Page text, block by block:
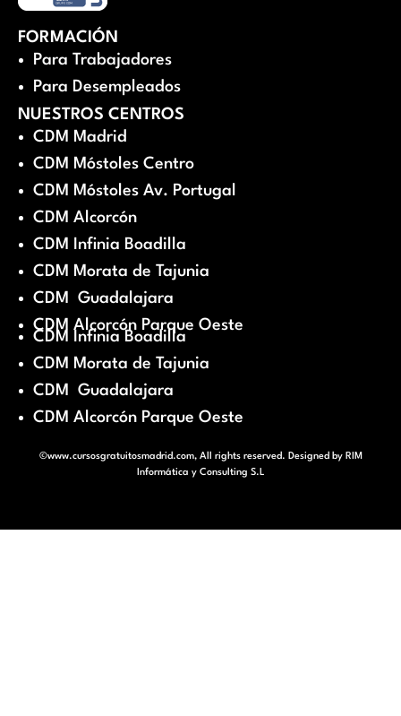
FORMACIÓN
Para Trabajadores
Para Desempleados
NUESTROS CENTROS
CDM Madrid
CDM Móstoles Centro
CDM Móstoles Av. Portugal
CDM Alcorcón
CDM Infinia Boadilla
CDM Morata de Tajunia
CDM Guadalajara
CDM Alcorcón Parque Oeste
CDM Infinia Boadilla
CDM Morata de Tajunia
CDM Guadalajara
CDM Alcorcón Parque Oeste
©www.cursosgratuitosmadrid.com, All rights reserved. Designed by RIM
Informática y Consulting S.L